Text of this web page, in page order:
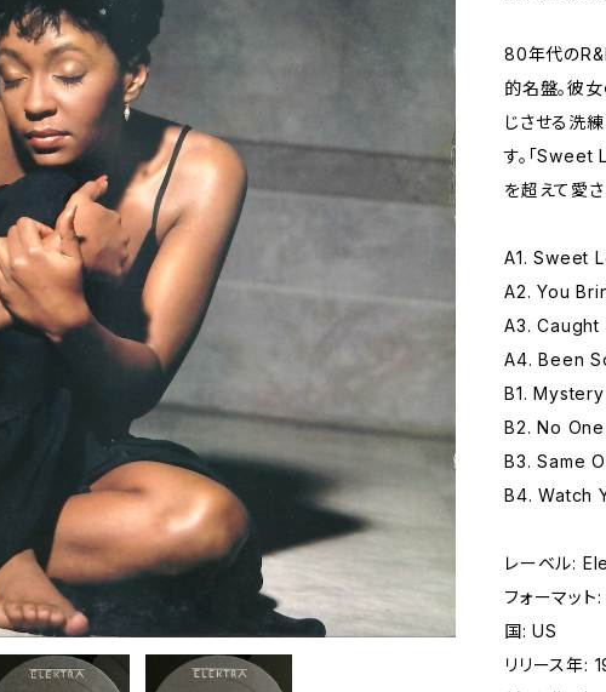
80年代の
的名盤。彼
じさせる洗
す。「
を超えて愛
A1. Sweet
A2. You
A3.
A4. Been
B1.
B2. No
B3. Same
B4. Watch
レーベル:
フォーマッ
国: US
リリース年: